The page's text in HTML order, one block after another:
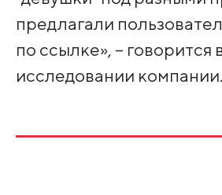
предлагали
по ссылке», – говорится
исследовании компании.